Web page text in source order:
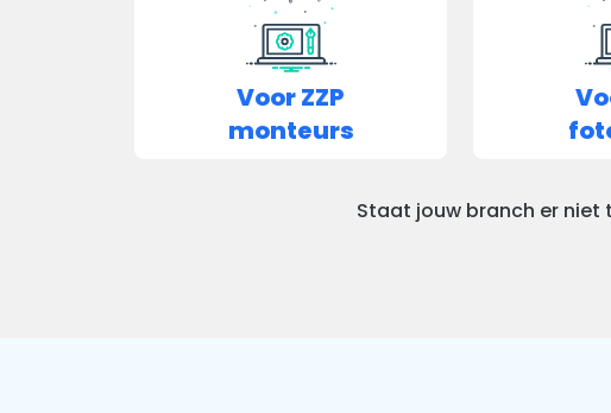
Voor ZZP
monteurs
Staat jouw branch er niet